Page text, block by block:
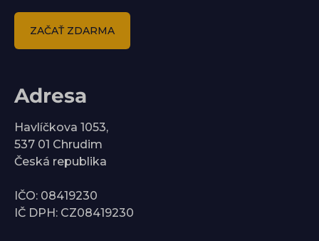
ZAČAŤ ZDARMA
Adresa
Havlíčkova 1053,
537 01 Chrudim
Česká republika
IČO: 08419230
IČ DPH: CZ08419230